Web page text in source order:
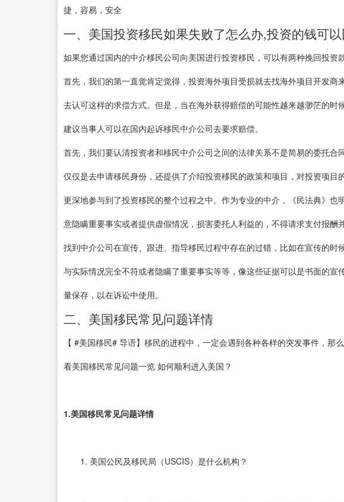
捷，容易，安全
一、美国投资移民如果失败了怎么办,投资的钱可
如果您通过国内的中介移民公司向美国进行投资移民，可以有两种挽回投资
首先，我们的第一直觉肯定觉得，投资海外项目受损就去找海外项目开发商
去认可这样的求偿方式。但是，当在海外获得赔偿的可能性越来越渺茫的时
建议当事人可以在国内起诉移民中介公司去要求赔偿。
首先，我们要认清投资者和移民中介公司之间的法律关系不是简易的委托合
仅仅是去申请移民身份，还提供了介绍投资移民的政策和项目，对投资项目
更深地参与到了投资移民的整个过程之中。作为专业的中介，《民法典》也
意隐瞒重要事实或者提供虚假情况，损害委托人利益的，不得请求支付报酬
找到中介公司在宣传、跟进、指导移民过程中存在的过错，比如在宣传的时
与实际情况完全不符或者隐瞒了重要事实等等，像这些证据可以是书面的宣
量保存，以在诉讼中使用。
二、美国移民常见问题详情
【 #美国移民# 导语】移民的进程中，一定会遇到各种各样的突发事件，那
看美国移民常见问题一览 如何顺利进入美国？
1.美国移民常见问题详情
1. 美国公民及移民局（USCIS）是什么机构？